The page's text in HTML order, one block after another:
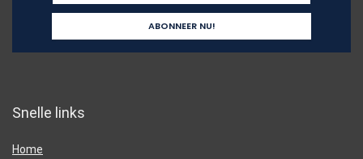
Snelle links
Home